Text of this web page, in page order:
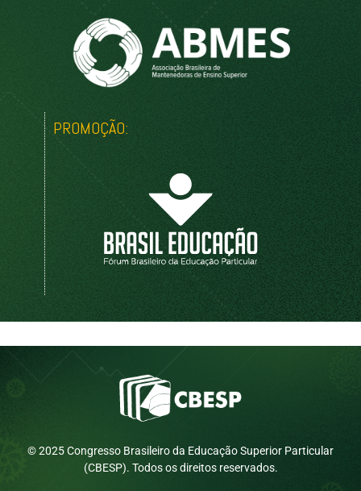
PROMOÇÃO:
© 2025 Congresso Brasileiro da Educação Superior Particular
(CBESP). Todos os direitos reservados.